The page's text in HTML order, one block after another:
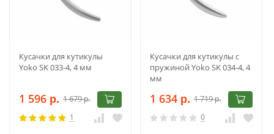
Кусачки для кутикулы
Yoko SK 033-4, 4 мм
1 596 р. 1 679р.
1
Кусачки для кутикулы с
пружиной Yoko SK 034-4, 4
мм
1 634 р. 1 719р.
0